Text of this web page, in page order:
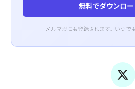
無料でダウンロー
メルマガにも登録されます。いつで